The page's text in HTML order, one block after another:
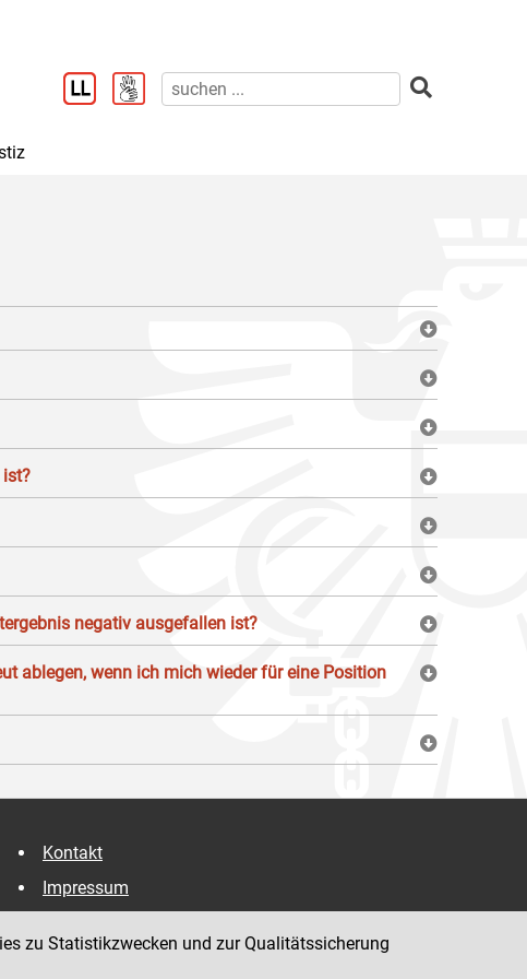
ist?
negativ ausgefallen ist?
ablegen, wenn ich mich wieder für eine Position
Kontakt
Impressum
zu Statistikzwecken und zur Qualitätssicherung